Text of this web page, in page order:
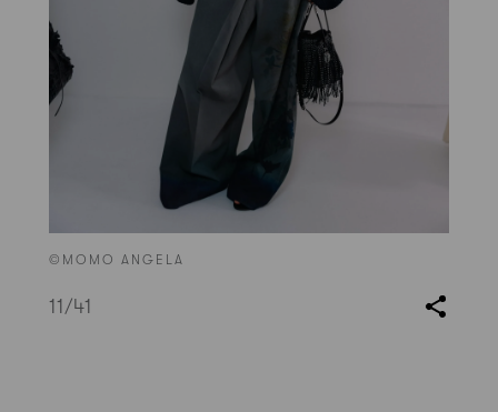
©MOMO ANGELA
11 /41